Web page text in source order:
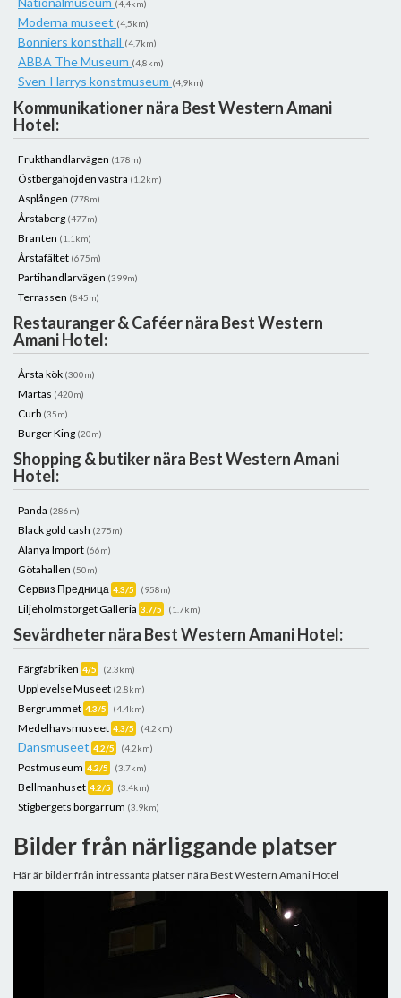
(4,4km)
Moderna museet (4,5km)
Bonniers konsthall (4,7km)
ABBA The Museum (4,8km)
Sven-Harrys konstmuseum (4,9km)
Kommunikationer nära Best Western Amani
Hotel:
Frukthandlarvägen (178m)
Östbergahöjden västra (1.2km)
Asplången (778m)
Årstaberg (477m)
Branten (1.1km)
Årstafältet (675m)
Partihandlarvägen (399m)
Terrassen (845m)
Restauranger & Caféer nära Best Western
Amani Hotel:
Årsta kök (300m)
Märtas (420m)
Curb (35m)
Burger King (20m)
Shopping & butiker nära Best Western Amani
Hotel:
Panda (286m)
Black gold cash (275m)
Alanya Import (66m)
Götahallen (50m)
Сервиз Предница 4.3/5 (958m)
Liljeholmstorget Galleria 3.7/5 (1.7km)
Sevärdheter nära Best Western Amani Hotel:
Färgfabriken 4/5 (2.3km)
Upplevelse Museet (2.8km)
Bergrummet 4.3/5 (4.4km)
Medelhavsmuseet 4.3/5 (4.2km)
Dansmuseet 4.2/5 (4.2km)
Postmuseum 4.2/5 (3.7km)
Bellmanhuset 4.2/5 (3.4km)
Stigbergets borgarrum (3.9km)
Bilder från närliggande platser
Här är bilder från intressanta platser nära Best Western Amani Hotel